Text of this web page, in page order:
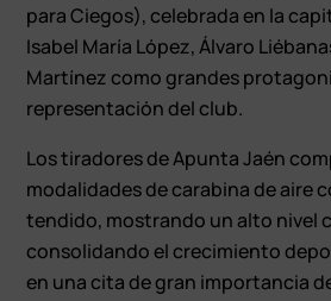
para Ciegos), celebrada en la
Isabel María López, Álvaro
Martínez como grandes
representación del club.
Los tiradores de Apunta Jaén
modalidades de carabina de aire
tendido, mostrando un alto nivel
consolidando el crecimiento
en una cita de gran importancia